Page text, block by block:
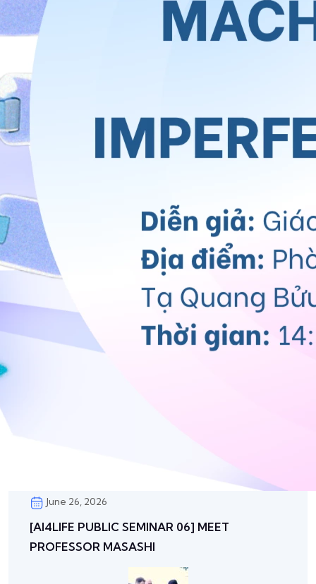
June 26, 2026
[AI4LIFE PUBLIC SEMINAR 06] MEET
PROFESSOR MASASHI